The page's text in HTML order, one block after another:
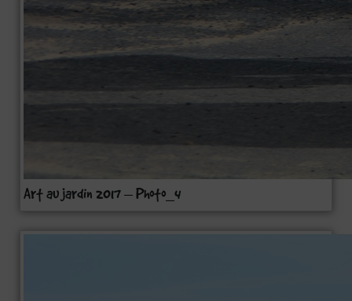
Art au jardin 2017 – Photo_4